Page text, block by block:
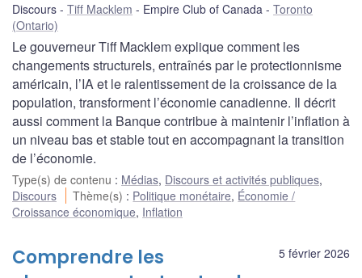
Discours Tiff Macklem Empire Club of Canada
Toronto
(Ontario)
Le gouverneur Tiff Macklem explique comment les
changements structurels, entraînés par le protectionnisme
américain, l’IA et le ralentissement de la croissance de la
population, transforment l’économie canadienne. Il décrit
aussi comment la Banque contribue à maintenir l’inflation à
un niveau bas et stable tout en accompagnant la transition
de l’économie.
Type(s) de contenu : Médias, Discours et activités publiques,
Discours
Thème(s) : Politique monétaire, Économie /
Croissance économique, Inflation
5 février 2026
Comprendre les